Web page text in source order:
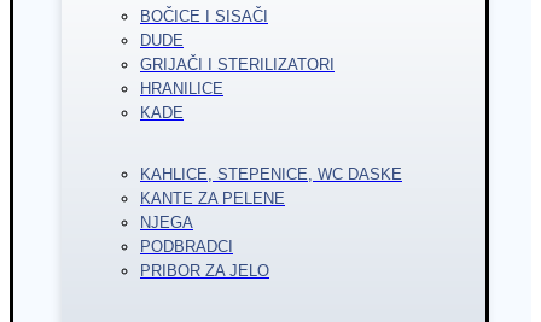
BOČICE I SISAČI
DUDE
GRIJAČI I STERILIZATORI
HRANILICE
KADE
KAHLICE, STEPENICE, WC DASKE
KANTE ZA PELENE
NJEGA
PODBRADCI
PRIBOR ZA JELO